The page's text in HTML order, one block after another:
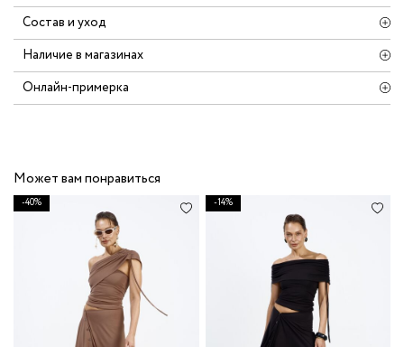
Состав и уход
Наличие в магазинах
Онлайн-примерка
Может вам понравиться
-40% -14%